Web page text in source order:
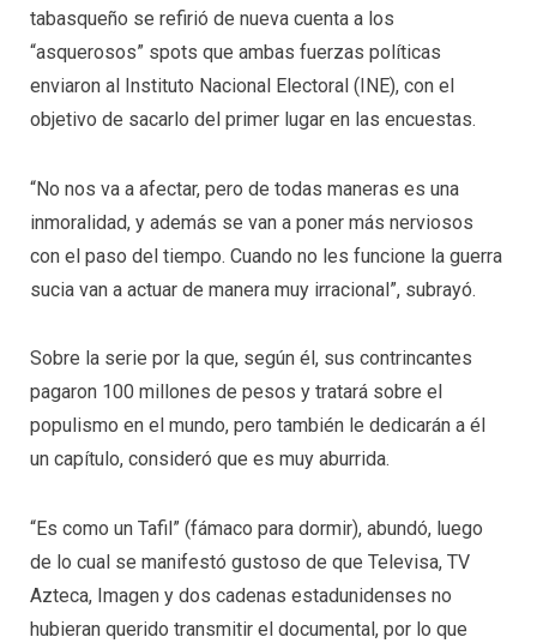
tabasqueño se refirió de nueva cuenta a los
“asquerosos” spots que ambas fuerzas políticas
enviaron al Instituto Nacional Electoral (INE), con el
objetivo de sacarlo del primer lugar en las encuestas.
“No nos va a afectar, pero de todas maneras es una
inmoralidad, y además se van a poner más nerviosos
con el paso del tiempo. Cuando no les funcione la guerra
sucia van a actuar de manera muy irracional”, subrayó.
Sobre la serie por la que, según él, sus contrincantes
pagaron 100 millones de pesos y tratará sobre el
populismo en el mundo, pero también le dedicarán a él
un capítulo, consideró que es muy aburrida.
“Es como un Tafil” (fámaco para dormir), abundó, luego
de lo cual se manifestó gustoso de que Televisa, TV
Azteca, Imagen y dos cadenas estadunidenses no
hubieran querido transmitir el documental, por lo que